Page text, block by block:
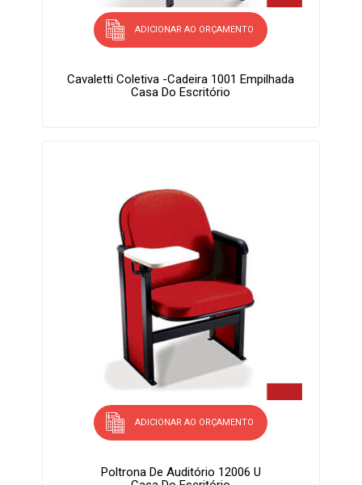
ADICIONAR AO ORÇAMENTO
Cavaletti Coletiva -Cadeira 1001 Empilhada
Casa Do Escritório
ADICIONAR AO ORÇAMENTO
Poltrona De Auditório 12006 U